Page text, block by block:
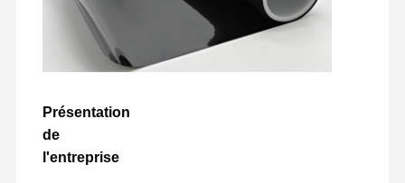
Présentation
de
l'entreprise